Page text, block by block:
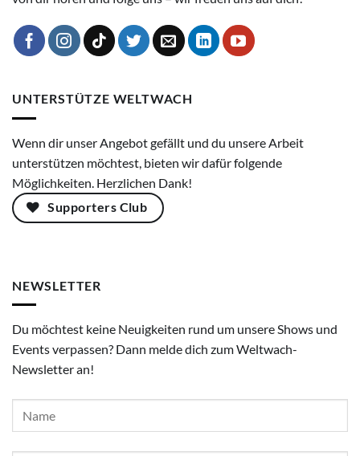
UNTERSTÜTZE WELTWACH
Wenn dir unser Angebot gefällt und du unsere Arbeit
unterstützen möchtest, bieten wir dafür folgende
Möglichkeiten. Herzlichen Dank!
Supporters Club
NEWSLETTER
Du möchtest keine Neuigkeiten rund um unsere Shows und
Events verpassen? Dann melde dich zum Weltwach-
Newsletter an!